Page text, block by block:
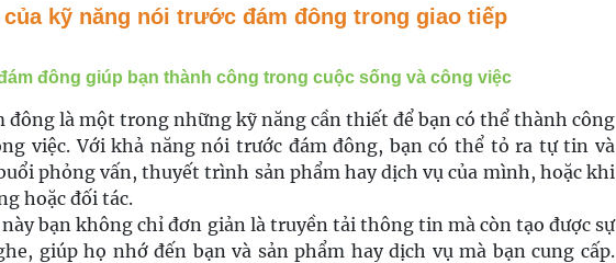
của kỹ năng nói trước đám đông trong giao tiếp
đông giúp bạn thành công trong cuộc sống và công việc
đông là một trong những kỹ năng cần thiết để bạn có thể thành công
việc. Với khả năng nói trước đám đông, bạn có thể tỏ ra tự tin và
phỏng vấn, thuyết trình sản phẩm hay dịch vụ của mình, hoặc khi
hoặc đối tác.
bạn không chỉ đơn giản là truyền tải thông tin mà còn tạo được sự
giúp họ nhớ đến bạn và sản phẩm hay dịch vụ mà bạn cung cấp.